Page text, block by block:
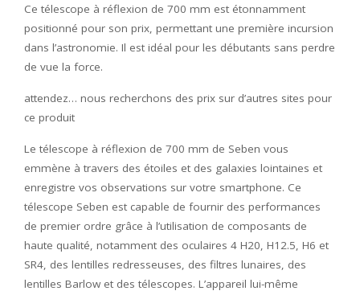
Ce télescope à réflexion de 700 mm est étonnamment
positionné pour son prix, permettant une première incursion
dans l’astronomie. Il est idéal pour les débutants sans perdre
de vue la force.
attendez… nous recherchons des prix sur d’autres sites pour
ce produit
Le télescope à réflexion de 700 mm de Seben vous
emmène à travers des étoiles et des galaxies lointaines et
enregistre vos observations sur votre smartphone. Ce
télescope Seben est capable de fournir des performances
de premier ordre grâce à l’utilisation de composants de
haute qualité, notamment des oculaires 4 H20, H12.5, H6 et
SR4, des lentilles redresseuses, des filtres lunaires, des
lentilles Barlow et des télescopes. L’appareil lui-même